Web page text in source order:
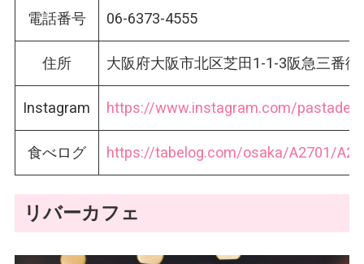
電話番号 06-6373-4555
住所 大阪府大阪市北区芝田1-1-3阪急三番
Instagram https://www.instagram.com/
食べログ https://tabelog.com/osaka/A2701/
リバーカフェ